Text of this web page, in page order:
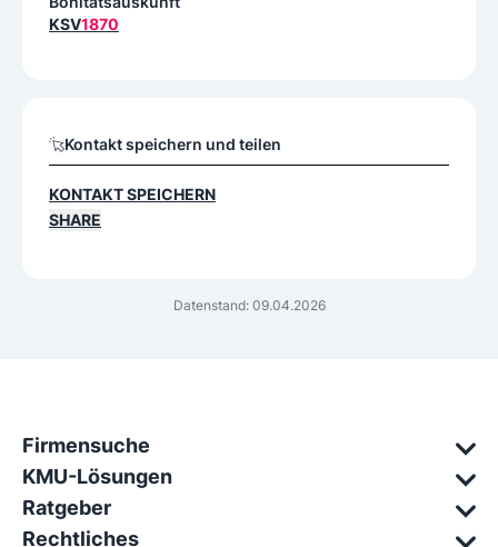
Datenstand: 09.04.2026
KSV1870
Kontakt speichern und teilen
KONTAKT SPEICHERN
SHARE
Firmensuche
KMU-Lösungen
Ratgeber
Rechtliches